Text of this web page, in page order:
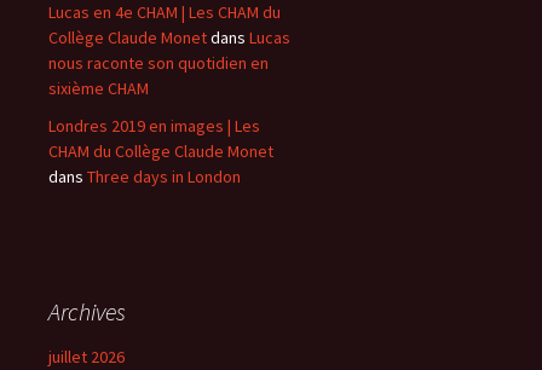
Lucas en 4e CHAM | Les CHAM du
Collège Claude Monetdans Lucas
nous raconte son quotidien en
sixième CHAM
Londres 2019 en images | Les
CHAM du Collège Claude Monet
dans Three days in London
Archives
juillet 2026